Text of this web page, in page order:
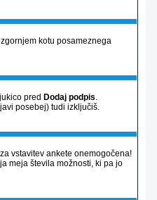
kotu posameznega
pred Dodaj podpis.
posebej) tudi izključiš.
vstavitev ankete onemogočena!
meja števila možnosti, ki pa jo